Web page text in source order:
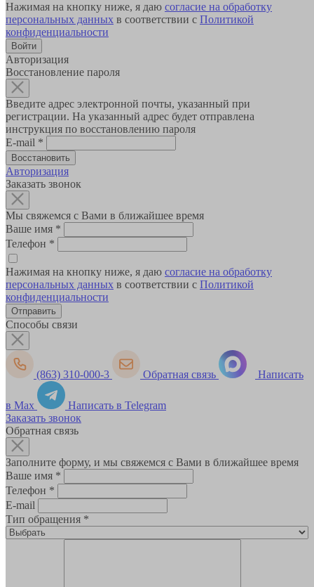
Нажимая на кнопку ниже, я даю согласие на обработку
персональных данных в соответствии с Политикой
конфиденциальности
Авторизация
Восстановление пароля
Введите адрес электронной почты, указанный при
регистрации. На указанный адрес будет отправлена
инструкция по восстановлению пароля
E-mail *
Авторизация
Заказать звонок
Мы свяжемся с Вами в ближайшее время
Ваше имя *
Телефон *
Нажимая на кнопку ниже, я даю согласие на обработку
персональных данных в соответствии с Политикой
конфиденциальности
Способы связи
(863) 310-000-3 Обратная связь Написать
в Max
Написать в Telegram
Заказать звонок
Обратная связь
Заполните форму, и мы свяжемся с Вами в ближайшее время
Ваше имя *
Телефон *
E-mail
Тип обращения *